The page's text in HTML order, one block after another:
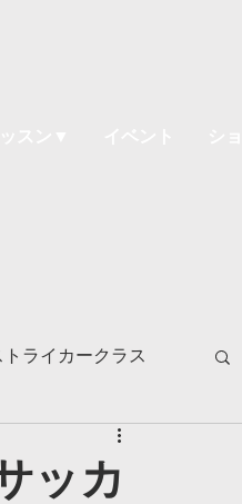
トライカークラス
ッカ